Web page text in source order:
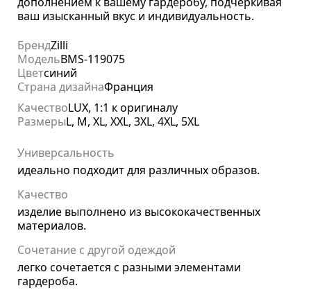
ваш изысканный вкус и индивидуальность.
БрендZilli
МодельBMS-119075
Цветсиний
Страна дизайнаФранция
КачествоLUX, 1:1 к оригиналу
РазмерыL, M, XL, XXL, 3XL, 4XL, 5XL
Универсальность
идеально подходит для различных образов.
Качество
изделие выполнено из высококачественных
материалов.
Сочетание с другой одеждой
легко сочетается с разными элементами
гардероба.